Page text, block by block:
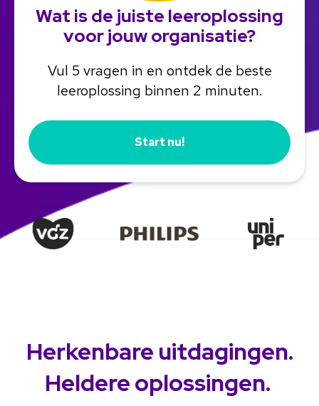
Wat is de juiste leeroplossing
voor jouw organisatie?
Vul 5 vragen in en ontdek de beste
leeroplossing binnen 2 minuten.
Start nu!
Herkenbare uitdagingen.
Heldere oplossingen.